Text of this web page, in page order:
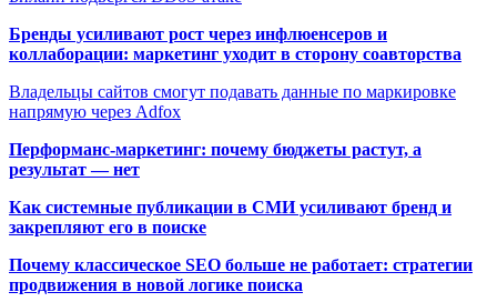
Бренды усиливают рост через инфлюенсеров и
коллаборации: маркетинг уходит в сторону соавторства
Владельцы сайтов смогут подавать данные по маркировке
напрямую через Adfox
Перформанс-маркетинг: почему бюджеты растут, а
результат — нет
Как системные публикации в СМИ усиливают бренд и
закрепляют его в поиске
Почему классическое SEO больше не работает: стратегии
продвижения в новой логике поиска